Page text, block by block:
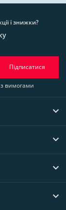
і знижки?
Підписатися
з вимогами